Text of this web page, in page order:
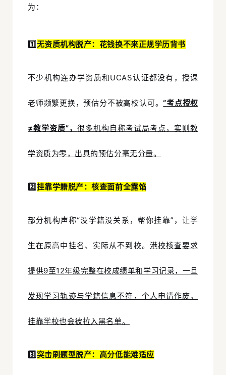
为：
1️⃣无资质机构脱产：花钱换不来正规学历背书
不少机构连办学资质和UCAS认证都没有，授课
老师频繁更换，预估分不被高校认可。“考点授权
≠教学资质”，很多机构自称考试局考点，实则教
学资质为零，出具的预估分毫无分量。
2️⃣挂靠学籍脱产：核查面前全露馅
部分机构声称“没学籍没关系，帮你挂靠”，让学
生在原高中挂名、实际从不到校。 港校核查要求
提供9至12年级完整在校成绩单和学习记录，一旦
发现学习轨迹与学籍信息不符，个人申请作废，
挂靠学校也会被拉入黑名单。
3️⃣突击刷题型脱产：高分低能难适应